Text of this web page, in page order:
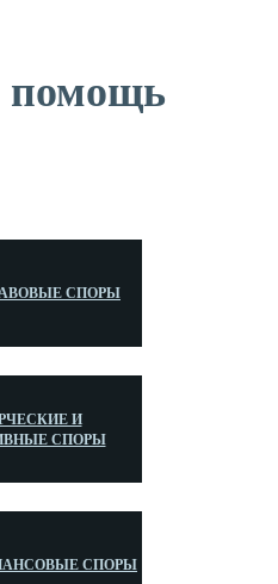
помощь
СПОРЫ
И
СПОРЫ
СПОРЫ